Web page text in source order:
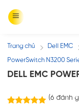
Trang chủ / Dell EMC
PowerSwitch N3200
DELL EMC
(6đánh